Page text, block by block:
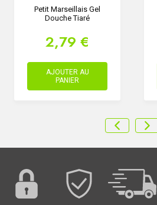
Petit Marseillais Gel
Douche Tiaré
2,79 €
AJOUTER AU
PANIER